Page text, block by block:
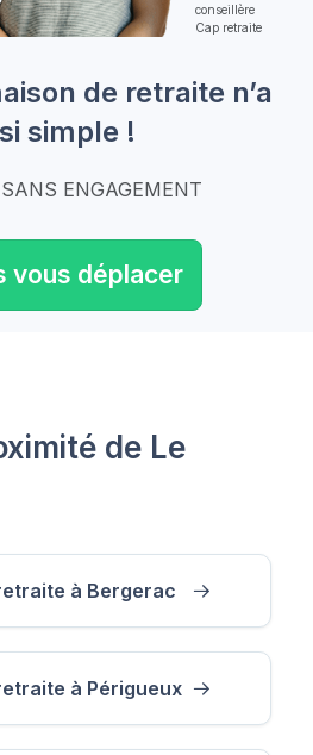
conseillère
Cap retraite
de retraite n’a
simple !
ENGAGEMENT
vous déplacer
de Le
à Bergerac
à Périgueux